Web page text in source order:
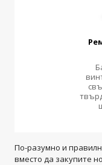
По-разумно и
вместо да закупите